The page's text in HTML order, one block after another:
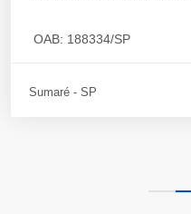
OAB: 188334/SP
Sumaré - SP